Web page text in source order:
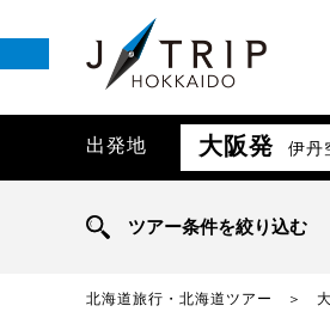
出発地 大阪発 伊丹
ツアー条件を絞り込む
北海道旅行・北海道ツアー